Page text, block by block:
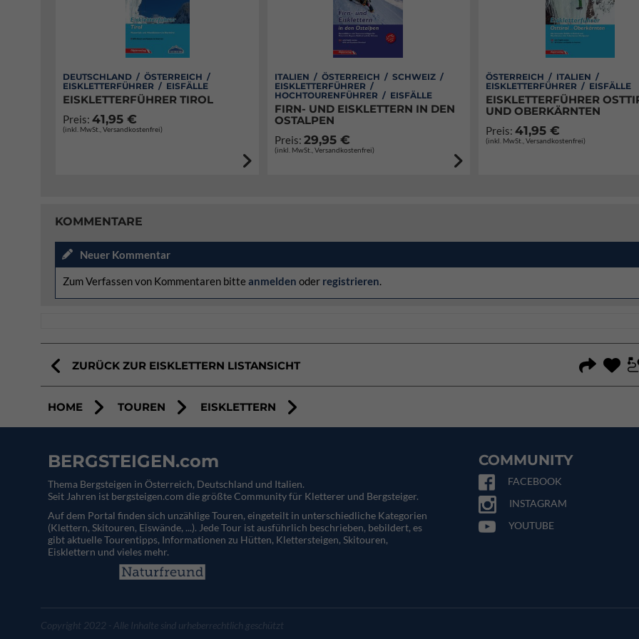
DEUTSCHLAND / ÖSTERREICH /
EISKLETTERFÜHRER / EISFÄLLE
EISKLETTERFÜHRER TIROL
Preis: 41,95 €
(inkl. MwSt., Versandkostenfrei)
ITALIEN / ÖSTERREICH / SCHWEIZ /
EISKLETTERFÜHRER /
HOCHTOURENFÜHRER / EISFÄLLE
FIRN- UND EISKLETTERN IN DEN
OSTALPEN
Preis: 29,95 €
(inkl. MwSt., Versandkostenfrei)
ÖSTERREICH / ITALIEN /
EISKLETTERFÜHRER / EISFÄLLE
EISKLETTERFÜHRER
UND OBERKÄRNTEN
Preis:41,95 €
(inkl. MwSt., Versandkostenfrei)
KOMMENTARE
Neuer Kommentar
Zum Verfassen von Kommentaren bitte anmelden oder registrieren.
ZURÜCK ZUR EISKLETTERN LISTANSICHT
HOME TOUREN EISKLETTERN
BERGSTEIGEN.com
Thema Bergsteigen in Österreich, Deutschland und Italien.
Seit Jahren ist bergsteigen.com die größte Community für Kletterer und Bergsteiger.
Auf dem Portal finden sich unzählige Touren, eingeteilt in unterschiedliche Kategorien
(Klettern, Skitouren, Eiswände, ...). Jede Tour ist ausführlich beschrieben, bebildert, es
gibt aktuelle Tourentipps, Informationen zu Hütten, Klettersteigen, Skitouren,
Eisklettern und vieles mehr.
COMMUNITY
FACEBOOK
INSTAGRAM
YOUTUBE
Copyright 2022 - Alle Inhalte sind urheberrechtlich geschützt